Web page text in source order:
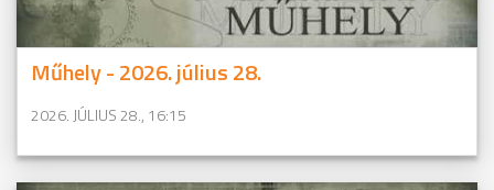
Műhely - 2026. július 28.
2026. JÚLIUS 28., 16:15